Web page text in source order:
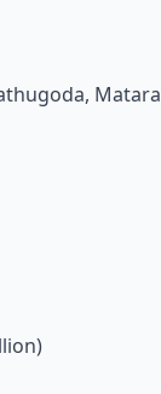
Matara